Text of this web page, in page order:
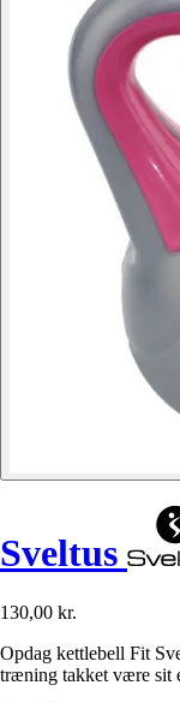
Sveltus
130,00 kr.
Opdag kettlebell Fit
træning takket være sit